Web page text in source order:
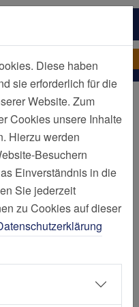
Bettina
Diese haben
sie erforderlich für die
Website. Zum
Cookies unsere Inhalte
Hierzu werden
Besuchern
Einverständnis in die
Sie jederzeit
zu Cookies auf dieser